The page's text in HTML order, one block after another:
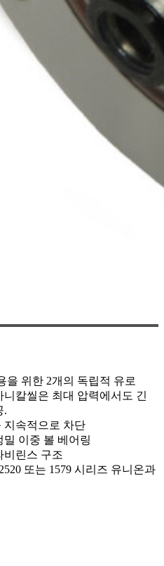
을 위한 2개의 독립적 유로
칼씰은 최대 압력에서도 긴
.
지속적으로 차단
이중 볼 베어링
비린스 구조
또는 1579 시리즈 유니온과